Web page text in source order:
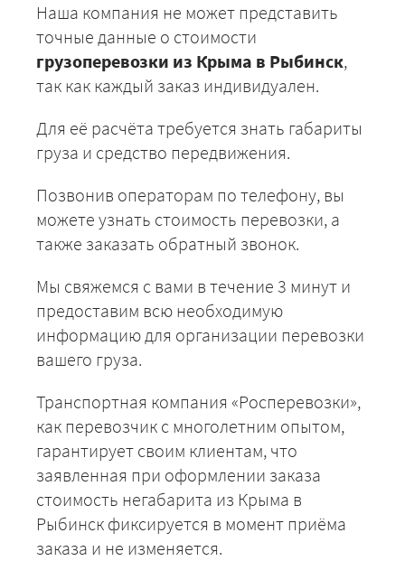
Наша компания не может представить
точные данные о стоимости
грузоперевозки из Крыма в Рыбинск,
так как каждый заказ индивидуален.
Для её расчёта требуется знать габариты
груза и средство передвижения.
Позвонив операторам по телефону, вы
можете узнать стоимость перевозки, а
также заказать обратный звонок.
Мы свяжемся с вами в течение 3 минут и
предоставим всю необходимую
информацию для организации перевозки
вашего груза.
Транспортная компания «Росперевозки»,
как перевозчик с многолетним опытом,
гарантирует своим клиентам, что
заявленная при оформлении заказа
стоимость негабарита из Крыма в
Рыбинск фиксируется в момент приёма
заказа и не изменяется.